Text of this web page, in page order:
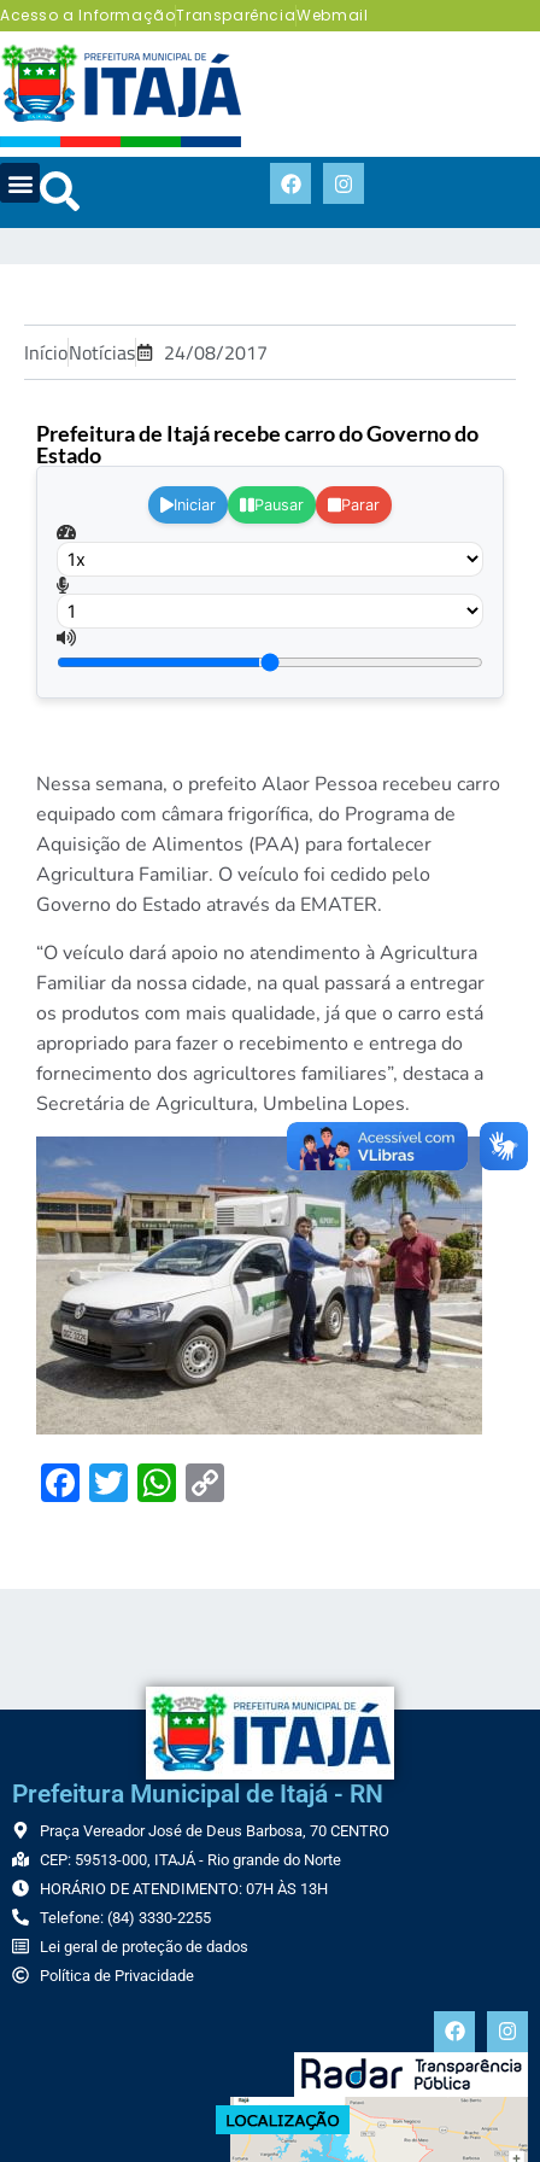
Acesso a InformaçãoTransparênciaWebmail
InícioNotícias 24/08/2017
Prefeitura de Itajá recebe carro do Governo do
Estado
Iniciar Pausar Parar
Nessa semana, o prefeito Alaor Pessoa recebeu carro
equipado com câmara frigorífica, do Programa de
Aquisição de Alimentos (PAA) para fortalecer
Agricultura Familiar. O veículo foi cedido pelo
Governo do Estado através da EMATER.
“O veículo dará apoio no atendimento à Agricultura
Familiar da nossa cidade, na qual passará a entregar
os produtos com mais qualidade, já que o carro está
apropriado para fazer o recebimento e entrega do
fornecimento dos agricultores familiares”, destaca a
Secretária de Agricultura, Umbelina Lopes.
Facebook
TwitterWhatsApp
Prefeitura Municipal de Itajá - RN
Praça Vereador José de Deus Barbosa, 70 CENTRO
CEP: 59513-000, ITAJÁ - Rio grande do Norte
HORÁRIO DE ATENDIMENTO: 07H ÀS 13H
Telefone: (84) 3330-2255
Lei geral de proteção de dados
Política de Privacidade